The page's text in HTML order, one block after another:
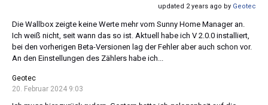
updated 2 years ago by Geotec
Die Wallbox zeigte keine Werte mehr vom Sunny Home Manager an.
Ich weiß nicht, seit wann das so ist. Aktuell habe ich V 2.0.0 installiert,
bei den vorherigen Beta-Versionen lag der Fehler aber auch schon vor.
An den Einstellungen des Zählers habe ich...
Geotec
20. Februar 2024 9:03